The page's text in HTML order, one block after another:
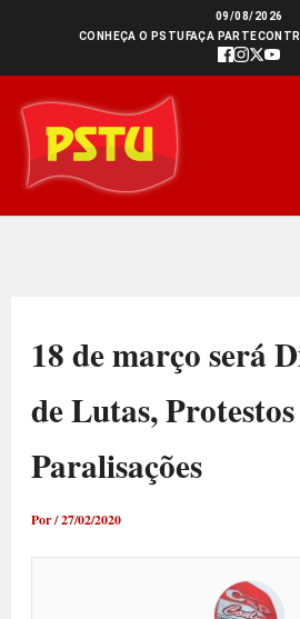
conteúdo
09/08/2026
CONHEÇA O PSTU FAÇA PARTE
18 de março será
de Lutas,
Paralisações
Por/27/02/2020